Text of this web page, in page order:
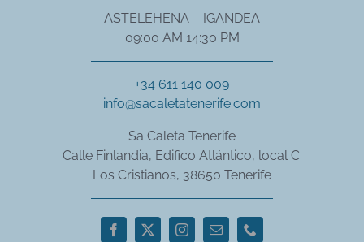
ASTELEHENA – IGANDEA
09:00 AM 14:30 PM
+34 611 140 009
info@sacaletatenerife.com
Sa Caleta Tenerife
Calle Finlandia, Edifico Atlántico, local C.
Los Cristianos, 38650 Tenerife